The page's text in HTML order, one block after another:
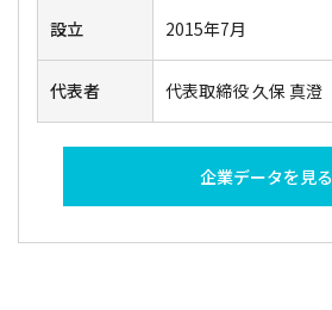
設立 2015年7月
代表者 代表取締役 久保 真澄
企業データを見る